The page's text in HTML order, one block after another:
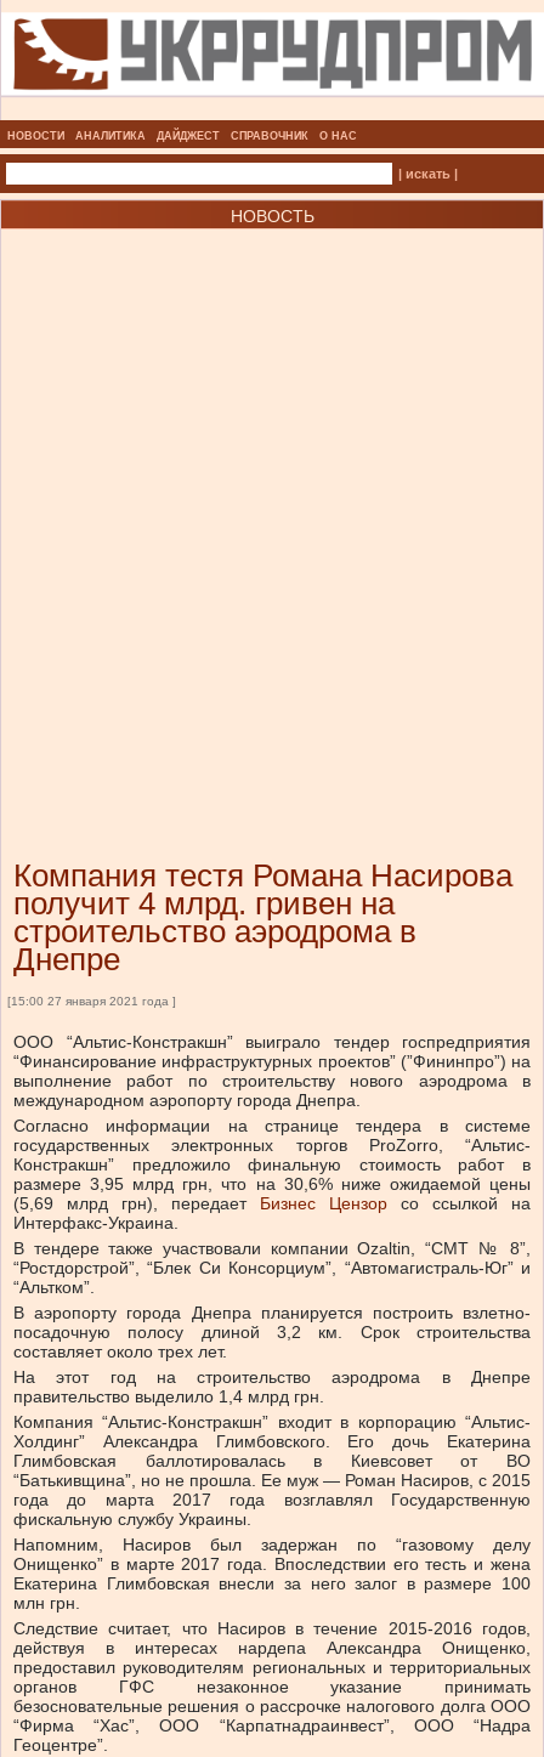
НОВОСТИ АНАЛИТИКА ДАЙДЖЕСТ СПРАВОЧНИК О НАС
| искать |
НОВОСТЬ
Компания тестя Романа Насирова
получит 4 млрд. гривен на
строительство аэродрома в
Днепре
[15:00 27 января 2021 года ]
ООО “Альтис-Констракшн” выиграло тендер госпредприятия
“Финансирование инфраструктурных проектов” (”Фининпро”) на
выполнение работ по строительству нового аэродрома в
международном аэропорту города Днепра.
Согласно информации на странице тендера в системе
государственных электронных торгов ProZorro, “Альтис-
Констракшн” предложило финальную стоимость работ в
размере 3,95 млрд грн, что на 30,6% ниже ожидаемой цены
(5,69 млрд грн), передает Бизнес Цензор со ссылкой на
Интерфакс-Украина.
В тендере также участвовали компании Ozaltin, “СМТ № 8”,
“Ростдорстрой”, “Блек Си Консорциум”, “Автомагистраль-Юг” и
“Альтком”.
В аэропорту города Днепра планируется построить взлетно-
посадочную полосу длиной 3,2 км. Срок строительства
составляет около трех лет.
На этот год на строительство аэродрома в Днепре
правительство выделило 1,4 млрд грн.
Компания “Альтис-Констракшн” входит в корпорацию “Альтис-
Холдинг” Александра Глимбовского. Его дочь Екатерина
Глимбовская баллотировалась в Киевсовет от ВО
“Батькивщина”, но не прошла. Ее муж — Роман Насиров, с 2015
года до марта 2017 года возглавлял Государственную
фискальную службу Украины.
Напомним, Насиров был задержан по “газовому делу
Онищенко” в марте 2017 года. Впоследствии его тесть и жена
Екатерина Глимбовская внесли за него залог в размере 100
млн грн.
Следствие считает, что Насиров в течение 2015-2016 годов,
действуя в интересах нардепа Александра Онищенко,
предоставил руководителям региональных и территориальных
органов ГФС незаконное указание принимать
безосновательные решения о рассрочке налогового долга ООО
“Фирма “Хас”, ООО “Карпатнадраинвест”, ООО “Надра
Геоцентре”.